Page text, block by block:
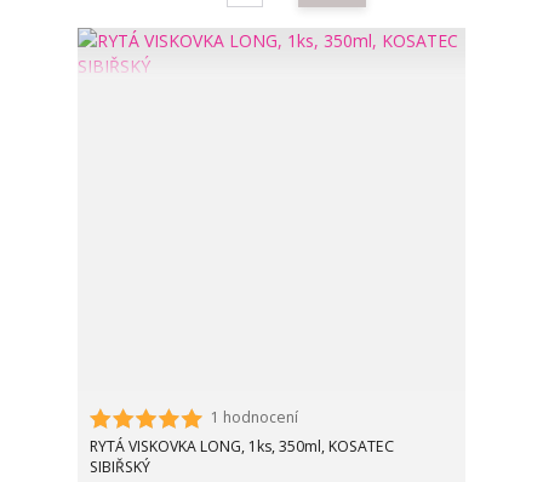
1 hodnocení
RYTÁ VISKOVKA LONG, 1ks, 350ml, KOSATEC
SIBIŘSKÝ